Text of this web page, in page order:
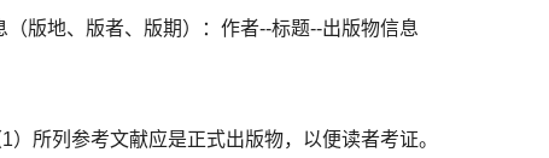
版地、版者、版期）：作者--标题--出版物信息
列参考文献应是正式出版物，以便读者考证。